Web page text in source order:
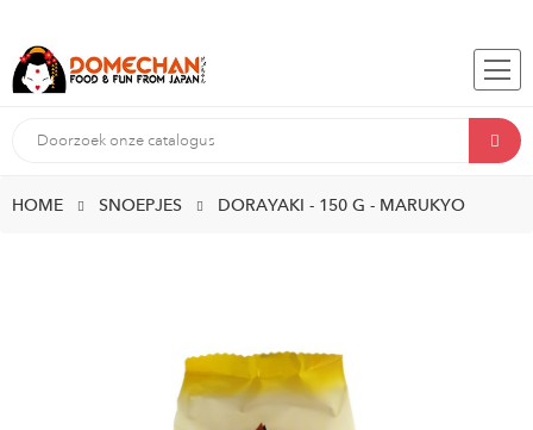
HOME SNOEPJES DORAYAKI - 150 G - MARUKYO